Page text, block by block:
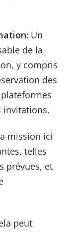
Un
de la
y compris
des
invitations.
mission ici
telles
prévues, et
peut